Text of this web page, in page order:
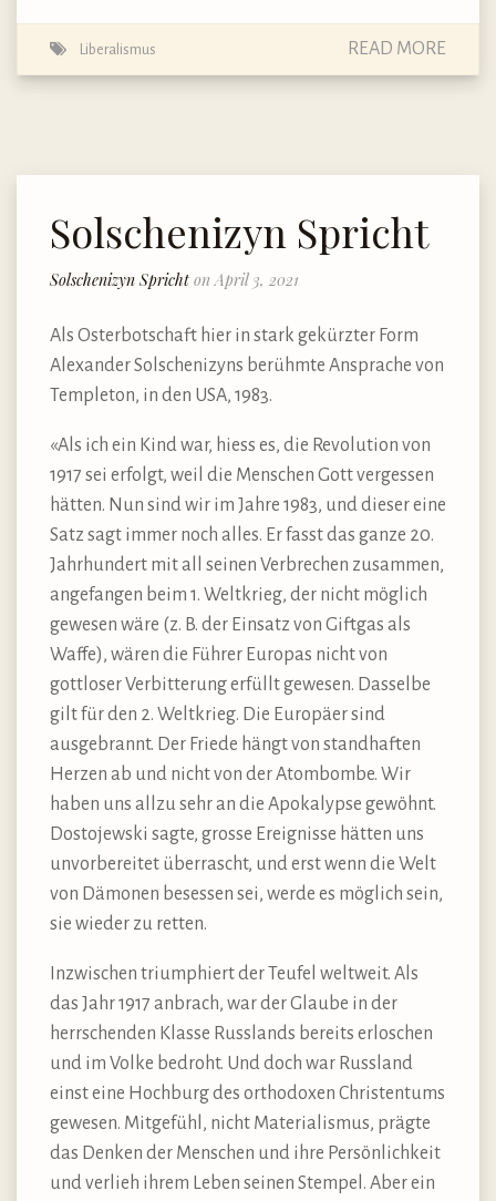
Liberalismus READ MORE
Solschenizyn Spricht
Solschenizyn Spricht on April 3, 2021
Als Osterbotschaft hier in stark gekürzter Form
Alexander Solschenizyns berühmte Ansprache von
Templeton, in den USA, 1983.
«Als ich ein Kind war, hiess es, die Revolution von
1917 sei erfolgt, weil die Menschen Gott vergessen
hätten. Nun sind wir im Jahre 1983, und dieser eine
Satz sagt immer noch alles. Er fasst das ganze 20.
Jahrhundert mit all seinen Verbrechen zusammen,
angefangen beim 1. Weltkrieg, der nicht möglich
gewesen wäre (z. B. der Einsatz von Giftgas als
Waffe), wären die Führer Europas nicht von
gottloser Verbitterung erfüllt gewesen. Dasselbe
gilt für den 2. Weltkrieg. Die Europäer sind
ausgebrannt. Der Friede hängt von standhaften
Herzen ab und nicht von der Atombombe. Wir
haben uns allzu sehr an die Apokalypse gewöhnt.
Dostojewski sagte, grosse Ereignisse hätten uns
unvorbereitet überrascht, und erst wenn die Welt
von Dämonen besessen sei, werde es möglich sein,
sie wieder zu retten.
Inzwischen triumphiert der Teufel weltweit. Als
das Jahr 1917 anbrach, war der Glaube in der
herrschenden Klasse Russlands bereits erloschen
und im Volke bedroht. Und doch war Russland
einst eine Hochburg des orthodoxen Christentums
gewesen. Mitgefühl, nicht Materialismus, prägte
das Denken der Menschen und ihre Persönlichkeit
und verlieh ihrem Leben seinen Stempel. Aber ein